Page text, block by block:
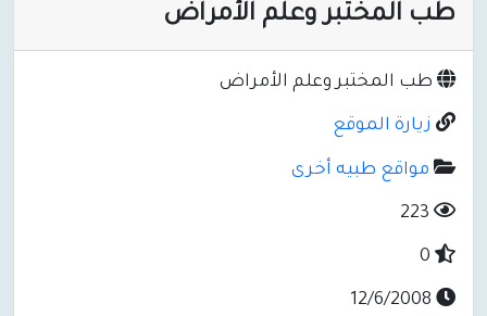
طب المختبر وعلم الأمراض
طب المختبر وعلم الأمراض
زيارة الموقع
مواقع طبيه أخرى